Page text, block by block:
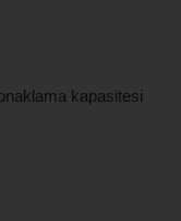
kapasitesi